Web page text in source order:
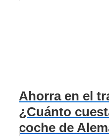
Ahorra en el
¿Cuánto
coche de